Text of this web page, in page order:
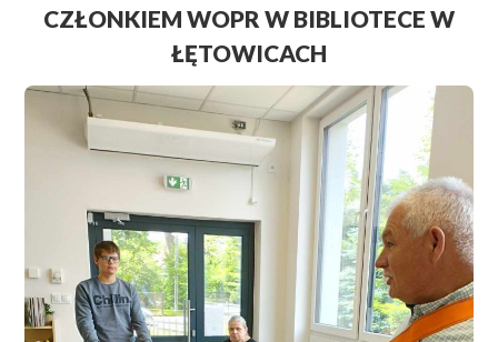
CZŁONKIEM WOPR W BIBLIOTECE W
ŁĘTOWICACH